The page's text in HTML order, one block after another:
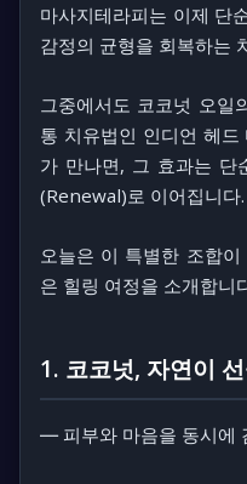
마사지테라피는 이제 단
감정의 균형을 회복하는
그중에서도 코코넛 오일
통 치유법인 인디언 헤
가 만나면, 그 효과는 단
(Renewal)로 이어집니다.
오늘은 이 특별한 조합이
은 힐링 여정을 소개합니
1. 코코넛, 자연이
― 피부와 마음을 동시에